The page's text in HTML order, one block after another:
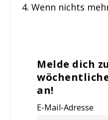
Wenn nichts
Melde dich
an!
E-Mail-Adresse